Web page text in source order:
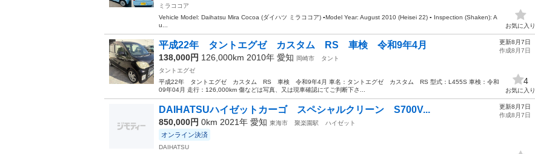
ミラココア
Vehicle Model: Daihatsu Mira Cocoa (ダイハツ ミラココア) ▪️Model Year: August 2010 (Heisei 22) ▪️ Inspection (Shaken): A
u...
お気に入り
平成22年 タントエグゼ カスタム RS 車検 令和9年4月
138,000円 126,000km 2010年 愛知 岡崎市
タント
タントエグゼ
平成22年 タントエグゼ カスタム RS 車検 令和9年4月 車名：タントエグゼ カスタム RS 型式：L455S 車検：令和
09年04月 走行：126,000km 傷などは写真、又は現車確認にてご判断下さ...
更新8月7日
作成8月7日
4
お気に入り
DAIHATSUハイゼットカーゴ スペシャルクリーン S700V...
850,000円 0km 2021年 愛知 東海市 聚楽園駅 ハイゼット
オンライン決済
DAIHATSU
更新8月7日
作成8月7日